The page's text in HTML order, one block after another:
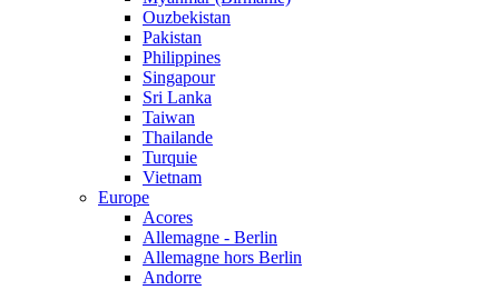
Ouzbekistan
Pakistan
Philippines
Singapour
Sri Lanka
Taiwan
Thailande
Turquie
Vietnam
Europe
Acores
Allemagne - Berlin
Allemagne hors Berlin
Andorre